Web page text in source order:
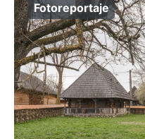
Fotoreportaje